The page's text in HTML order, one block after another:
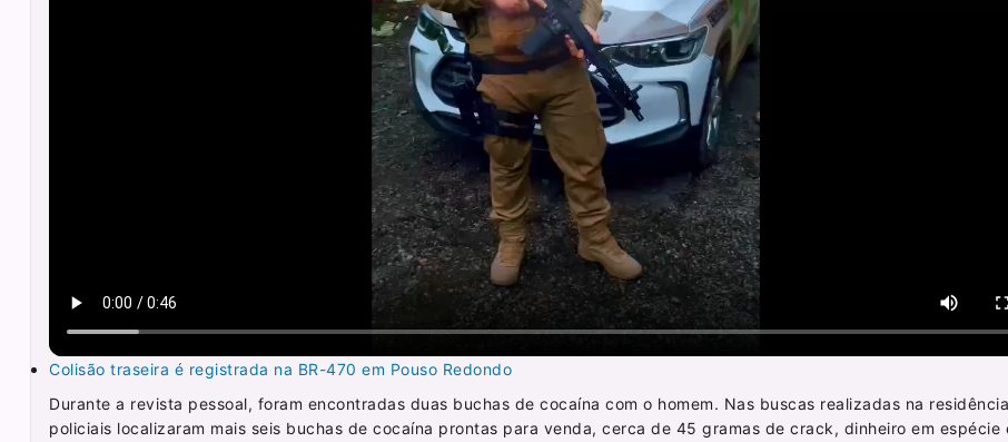
Colisão traseira é registrada na BR-470 em Pouso Redondo
Durante a revista pessoal, foram encontradas duas buchas de cocaína com o homem. Nas buscas realizadas na
policiais localizaram mais seis buchas de cocaína prontas para venda, cerca de 45 gramas de crack, dinheiro em espécie